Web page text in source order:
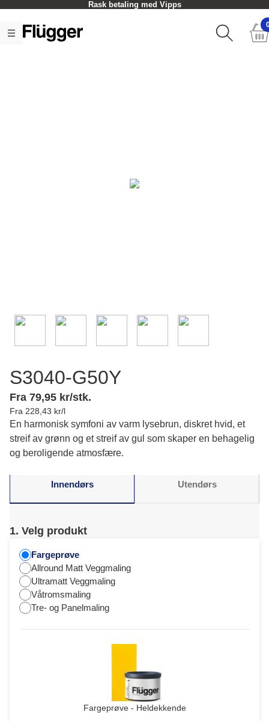
Rask betaling med Vipps
S3040-G50Y
Fra 79,95 kr/stk.
Fra 228,43 kr/l
En harmonisk symfoni av varm lysebrun, diskret hvid, et
streif av grønn og et streif av gul som skaper en behagelig
og beroligende atmosfære.
Innendørs Utendørs
1. Velg produkt
Fargeprøve
Allround Matt Veggmaling
Ultramatt Veggmaling
Våtromsmaling
Tre- og Panelmaling
Fargeprøve - Heldekkende